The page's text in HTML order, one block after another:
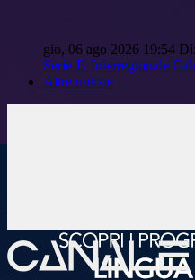
gio, 06 ago 2026 19:54
Serie-B-Interregionale
Altre notizie